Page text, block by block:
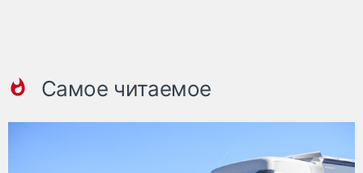
Самое читаемое